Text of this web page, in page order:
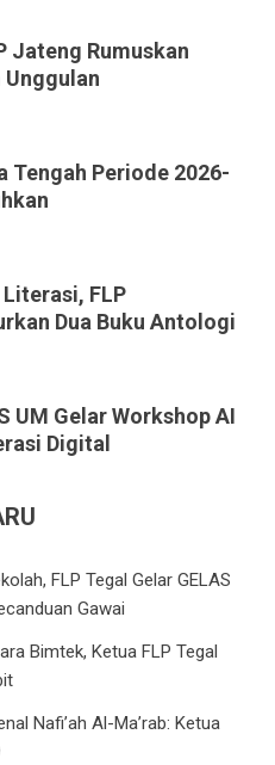
Jateng Rumuskan
Tengah Periode 2026-
FLP
Dua Buku Antologi
UM Gelar Workshop AI
Digital
FLP Tegal Gelar GELAS
Gawai
Bimtek, Ketua FLP Tegal
Nafi’ah Al-Ma’rab: Ketua